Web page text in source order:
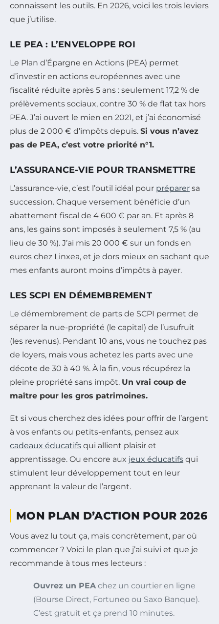
connaissent les outils. En 2026, voici les trois leviers
que j’utilise.
LE PEA : L’ENVELOPPE ROI
Le Plan d’Épargne en Actions (PEA) permet
d’investir en actions européennes avec une
fiscalité réduite après 5 ans : seulement 17,2 % de
prélèvements sociaux, contre 30 % de flat tax hors
PEA. J’ai ouvert le mien en 2021, et j’ai économisé
plus de 2 000 € d’impôts depuis. Si vous n’avez
pas de PEA, c’est votre priorité n°1.
L’ASSURANCE-VIE POUR TRANSMETTRE
L’assurance-vie, c’est l’outil idéal pour préparer sa
succession. Chaque versement bénéficie d’un
abattement fiscal de 4 600 € par an. Et après 8
ans, les gains sont imposés à seulement 7,5 % (au
lieu de 30 %). J’ai mis 20 000 € sur un fonds en
euros chez Linxea, et je dors mieux en sachant que
mes enfants auront moins d’impôts à payer.
LES SCPI EN DÉMEMBREMENT
Le démembrement de parts de SCPI permet de
séparer la nue-propriété (le capital) de l’usufruit
(les revenus). Pendant 10 ans, vous ne touchez pas
de loyers, mais vous achetez les parts avec une
décote de 30 à 40 %. À la fin, vous récupérez la
pleine propriété sans impôt. Un vrai coup de
maître pour les gros patrimoines.
Et si vous cherchez des idées pour offrir de l’argent
à vos enfants ou petits-enfants, pensez aux
cadeaux éducatifs qui allient plaisir et
apprentissage. Ou encore aux jeux éducatifs qui
stimulent leur développement tout en leur
apprenant la valeur de l’argent.
MON PLAN D’ACTION POUR 2026
Vous avez lu tout ça, mais concrètement, par où
commencer ? Voici le plan que j’ai suivi et que je
recommande à tous mes lecteurs :
Ouvrez un PEA chez un courtier en ligne
(Bourse Direct, Fortuneo ou Saxo Banque).
C’est gratuit et ça prend 10 minutes.